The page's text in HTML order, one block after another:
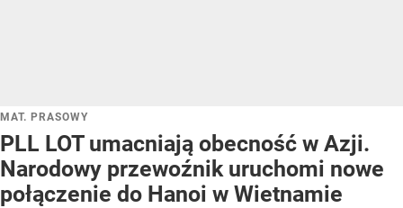
MAT. PRASOWY
PLL LOT umacniają obecność w Azji.
Narodowy przewoźnik uruchomi nowe
połączenie do Hanoi w Wietnamie